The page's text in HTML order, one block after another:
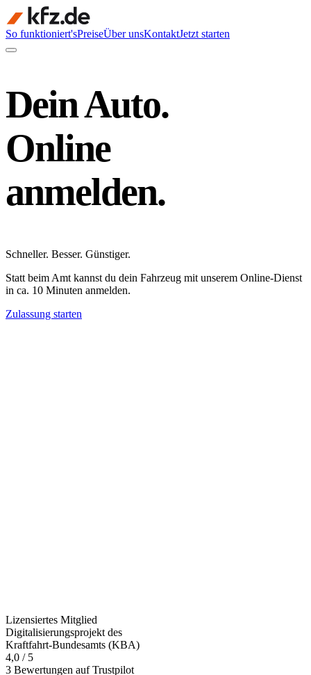
So funktioniert'sPreiseÜber unsKontaktJetzt starten
Dein Auto.
Online
anmelden.
Schneller. Besser. Günstiger.
Statt beim Amt kannst du dein Fahrzeug mit unserem Online-Dienst
in ca. 10 Minuten anmelden.
Zulassung starten
Lizensiertes Mitglied
Digitalisierungsprojekt des
Kraftfahrt-Bundesamts (KBA)
4,0 / 5
3 Bewertungen auf Trustpilot